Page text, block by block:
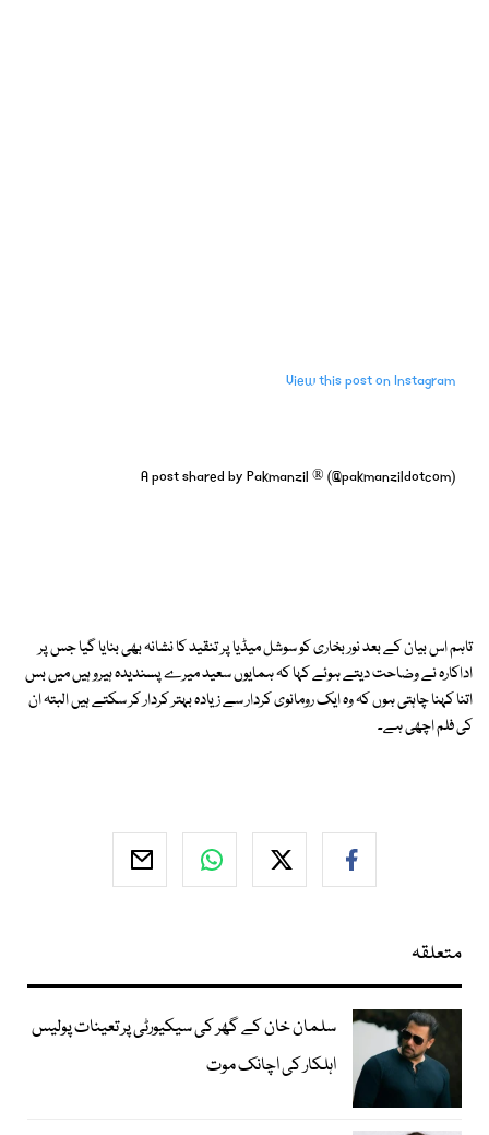
View this post on Instagram
A post shared by Pakmanzil ®️ (@pakmanzildotcom)
تاہم اس بیان کے بعد نور بخاری کو سوشل میڈیا پر تنقید کا نشانہ بھی بنایا گیا جس پر
اداکارہ نے وضاحت دیتے ہوئے کہا کہ ہمایوں سعید میرے پسندیدہ ہیرو ہیں میں بس
اتنا کہنا چاہتی ہوں کہ وہ ایک رومانوی کردار سے زیادہ بہتر کردار کر سکتے ہیں البتہ ان
کی فلم اچھی ہے۔
متعلقہ
سلمان خان کے گھر کی سیکیورٹی پر تعینات پولیس
اہلکار کی اچانک موت